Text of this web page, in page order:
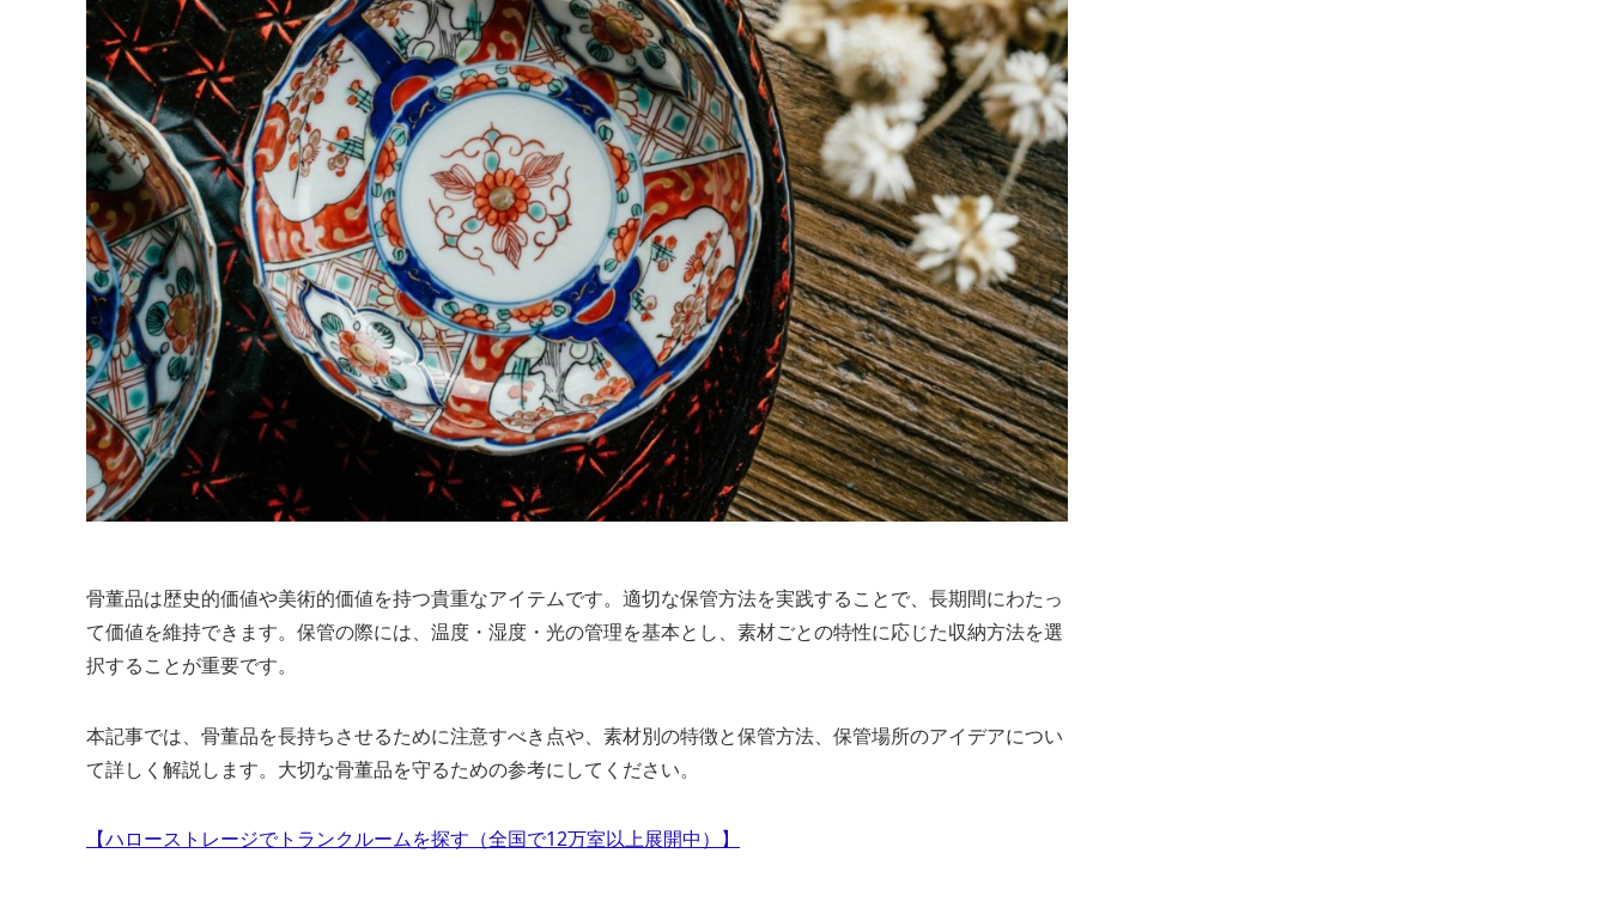
骨董品は歴史的価値や美術的価値を持つ貴重なアイテムです。適切な保管方法を実践することで、長期間にわたっ
て価値を維持できます。保管の際には、温度・湿度・光の管理を基本とし、素材ごとの特性に応じた収納方法を選
択することが重要です。
本記事では、骨董品を長持ちさせるために注意すべき点や、素材別の特徴と保管方法、保管場所のアイデアについ
て詳しく解説します。大切な骨董品を守るための参考にしてください。
【ハローストレージでトランクルームを探す（全国で12万室以上展開中）】